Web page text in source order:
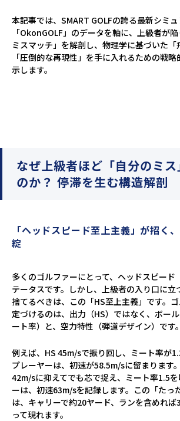
本記事では、SMART GOLFの誇る最新シミ
「OkonGOLF」のデータを軸に、上級者が
ミスマッチ」を解剖し、物理学に基づいた「
「圧倒的な再現性」を手に入れるための戦
示します。
なぜ上級者ほど「自分のミ
のか？ 停滞を生む構造解剖
「ヘッドスピード至上主義」が招く
綻
多くのゴルファーにとって、ヘッドスピード
テータスです。しかし、上級者の入り口に立
捨てるべきは、この「HS至上主義」です。
定づけるのは、出力（HS）ではなく、ボー
ート率）と、空力特性（弾道デザイン）です。
例えば、HS 45m/sで振り回し、ミート率が
プレーヤーは、初速が58.5m/sに留まります
42m/sに抑えてでも芯で捉え、ミート率1.5
ーは、初速63m/sを記録します。この「たっ
は、キャリーで約20ヤード、ランを含めれ
って現れます。